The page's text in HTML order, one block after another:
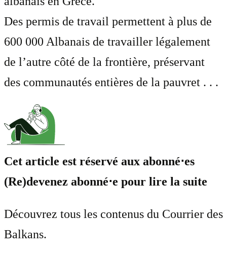
Des permis de travail permettent à plus de
600 000 Albanais de travailler légalement
de l’autre côté de la frontière, préservant
des communautés entières de la pauvret . . .
Cet article est réservé aux abonné⋅es
(Re)devenez abonné⋅e pour lire la suite
Découvrez tous les contenus du Courrier des
Balkans.